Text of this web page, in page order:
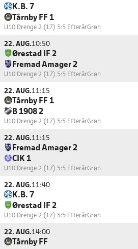
K.B. 7
Tårnby FF 1
U10 Drenge 2 (17) 5:5 EfterårGrøn
22. AUG.10:50
Ørestad IF 2
Fremad Amager 2
U10 Drenge 2 (17) 5:5 EfterårGrøn
22. AUG.11:15
Tårnby FF 1
B 1908 2
U10 Drenge 2 (17) 5:5 EfterårGrøn
22. AUG.11:15
Fremad Amager 2
CIK 1
U10 Drenge 2 (17) 5:5 EfterårGrøn
22. AUG.11:40
K.B. 7
Ørestad IF 2
U10 Drenge 2 (17) 5:5 EfterårGrøn
22. AUG.14:00
Tårnby FF